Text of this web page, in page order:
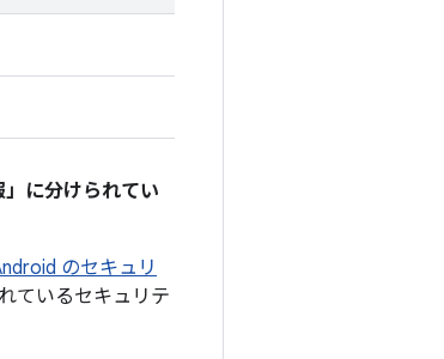
に分けられてい
のセキュリ
ているセキュリテ